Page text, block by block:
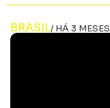
BRASIL/ HÁ 3 MESES